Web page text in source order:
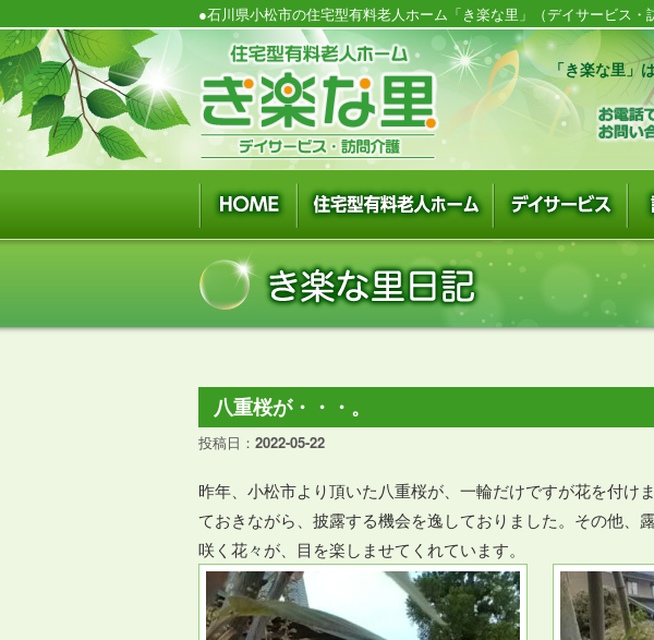
●石川県小松市の住宅型有料老人ホーム「き楽な里」（デイサービス
「き楽な里」
八重桜が・・・。
投稿日： 2022-05-22
昨年、小松市より頂いた八重桜が、一輪だけですが花を付け
ておきながら、披露する機会を逸しておりました。その他、
咲く花々が、目を楽しませてくれています。